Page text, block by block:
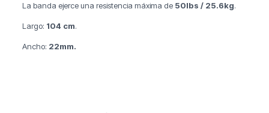
La banda ejerce una resistencia máxima de50lbs / 25.6kg.
Largo: 104 cm.
Ancho: 22mm.